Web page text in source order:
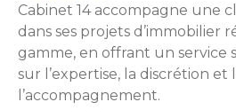
Cabinet 14 accompagne une
dans ses projets d’immobilier
gamme, en offrant un service
sur l’expertise, la discrétion et
l’accompagnement.